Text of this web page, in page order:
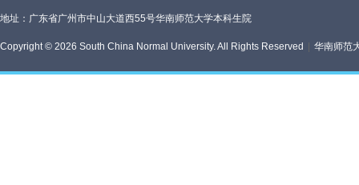
地址：广东省广州市中山大道西55号华南师范大学本科生院
Copyright © 2026 South China Normal University. All Rights Reserved 华南师范